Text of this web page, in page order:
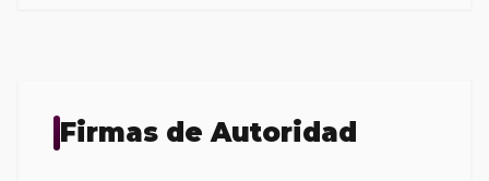
Firmas de Autoridad